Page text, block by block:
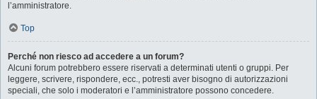
l’amministratore.
Top
Perché non riesco ad accedere a un forum?
Alcuni forum potrebbero essere riservati a determinati utenti o gruppi. Per
leggere, scrivere, rispondere, ecc., potresti aver bisogno di autorizzazioni
speciali, che solo i moderatori e l’amministratore possono concedere.